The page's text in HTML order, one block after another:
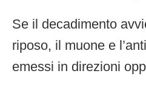
Se il decadimento
riposo, il muone e
emessi in direzioni